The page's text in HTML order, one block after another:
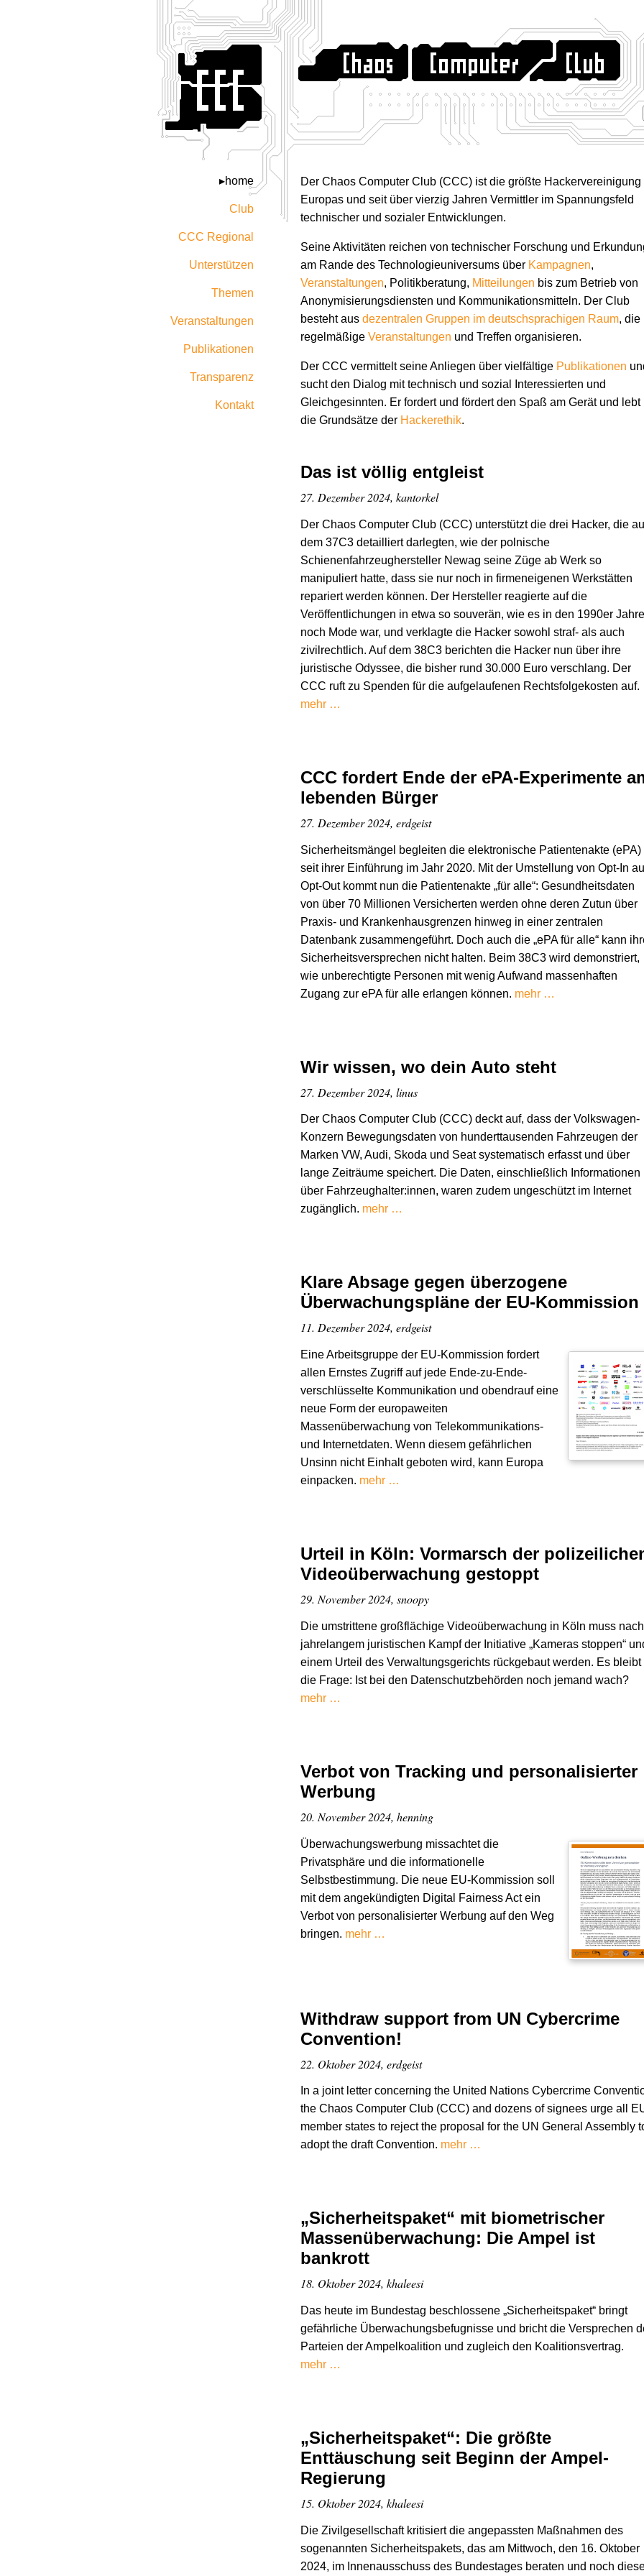
home
Club
CCC Regional
Unterstützen
Themen
Veranstaltungen
Publikationen
Transparenz
Kontakt
Der Chaos Computer Club (CCC) ist die größte Hackervereinigung
Europas und seit über vierzig Jahren Vermittler im Spannungsfeld
technischer und sozialer Entwicklungen.
Seine Aktivitäten reichen von technischer Forschung und
am Rande des Technologie­universums über Kampagnen,
Veranstaltungen, Politikberatung, Mitteilungen bis zum Betrieb von
Anonymisierungs­diensten und Kommunikations­mitteln. Der Club
besteht aus dezentralen Gruppen im deutschsprachigen Raum, die
regelmäßige Veranstaltungen und Treffen organisieren.
Der CCC vermittelt seine Anliegen über vielfältige Publikationen
sucht den Dialog mit technisch und sozial Interessierten und
Gleichgesinnten. Er fordert und fördert den Spaß am Gerät und lebt
die Grundsätze der Hacker­ethik.
Das ist völlig entgleist
27. Dezember 2024, kantorkel
Der Chaos Computer Club (CCC) unterstützt die drei Hacker, die
dem 37C3 detailliert darlegten, wie der polnische
Schienenfahrzeughersteller Newag seine Züge ab Werk so
manipuliert hatte, dass sie nur noch in firmeneigenen Werkstätten
repariert werden können. Der Hersteller reagierte auf die
Veröffentlichungen in etwa so souverän, wie es in den 1990er
noch Mode war, und verklagte die Hacker sowohl straf- als auch
zivilrechtlich. Auf dem 38C3 berichten die Hacker nun über ihre
juristische Odyssee, die bisher rund 30.000 Euro verschlang. Der
CCC ruft zu Spenden für die aufgelaufenen Rechtsfolgekosten auf.
mehr …
CCC fordert Ende der ePA-Experimente
lebenden Bürger
27. Dezember 2024, erdgeist
Sicherheitsmängel begleiten die elektronische Patientenakte (ePA)
seit ihrer Einführung im Jahr 2020. Mit der Umstellung von Opt-In
Opt-Out kommt nun die Patientenakte „für alle“: Gesundheitsdaten
von über 70 Millionen Versicherten werden ohne deren Zutun über
Praxis- und Krankenhausgrenzen hinweg in einer zentralen
Datenbank zusammengeführt. Doch auch die „ePA für alle“ kann
Sicherheitsversprechen nicht halten. Beim 38C3 wird demonstriert,
wie unberechtigte Personen mit wenig Aufwand massenhaften
Zugang zur ePA für alle erlangen können. mehr …
Wir wissen, wo dein Auto steht
27. Dezember 2024, linus
Der Chaos Computer Club (CCC) deckt auf, dass der Volkswagen-
Konzern Bewegungsdaten von hunderttausenden Fahrzeugen der
Marken VW, Audi, Skoda und Seat systematisch erfasst und über
lange Zeiträume speichert. Die Daten, einschließlich Informationen
über Fahrzeughalter:innen, waren zudem ungeschützt im Internet
zugänglich. mehr …
Klare Absage gegen überzogene
Überwachungspläne der EU-Kommission
11. Dezember 2024, erdgeist
Eine Arbeitsgruppe der EU-Kommission fordert
allen Ernstes Zugriff auf jede Ende-zu-Ende-
verschlüsselte Kommunikation und obendrauf eine
neue Form der europaweiten
Massenüberwachung von Telekommunikations-
und Internetdaten. Wenn diesem gefährlichen
Unsinn nicht Einhalt geboten wird, kann Europa
einpacken. mehr …
Urteil in Köln: Vormarsch der
Videoüberwachung gestoppt
29. November 2024, snoopy
Die umstrittene großflächige Videoüberwachung in Köln muss nach
jahrelangem juristischen Kampf der Initiative „Kameras stoppen“
einem Urteil des Verwaltungsgerichts rückgebaut werden. Es bleibt
die Frage: Ist bei den Datenschutzbehörden noch jemand wach?
mehr …
Verbot von Tracking und personalisierter
Werbung
20. November 2024, henning
Überwachungswerbung missachtet die
Privatsphäre und die informationelle
Selbstbestimmung. Die neue EU-Kommission soll
mit dem angekündigten Digital Fairness Act ein
Verbot von personalisierter Werbung auf den Weg
bringen. mehr …
Withdraw support from UN Cybercrime
Convention!
22. Oktober 2024, erdgeist
In a joint letter concerning the United Nations Cybercrime
the Chaos Computer Club (CCC) and dozens of signees urge all
member states to reject the proposal for the UN General Assembly
adopt the draft Convention. mehr …
„Sicherheitspaket“ mit biometrischer
Massenüberwachung: Die Ampel ist
bankrott
18. Oktober 2024, khaleesi
Das heute im Bundestag beschlossene „Sicherheitspaket“ bringt
gefährliche Überwachungsbefugnisse und bricht die Versprechen
Parteien der Ampelkoalition und zugleich den Koalitionsvertrag.
mehr …
„Sicherheitspaket“: Die größte
Enttäuschung seit Beginn der Ampel-
Regierung
15. Oktober 2024, khaleesi
Die Zivilgesellschaft kritisiert die angepassten Maßnahmen des
sogenannten Sicherheitspakets, das am Mittwoch, den 16. Oktober
2024, im Innenausschuss des Bundestages beraten und noch